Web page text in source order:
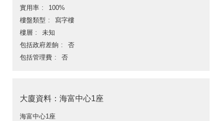
實用率
100%
樓盤類型
寫字樓
樓層
未知
包括政府差餉
否
包括管理費
否
大廈資料：海富中心1座
海富中心1座